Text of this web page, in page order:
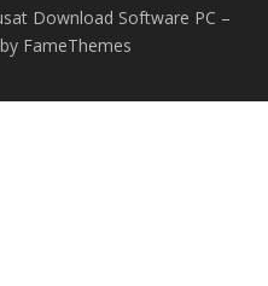
Download Software PC –
FameThemes